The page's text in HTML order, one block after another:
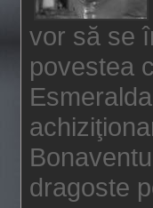
vor să se
povestea
dragoste